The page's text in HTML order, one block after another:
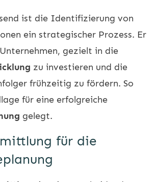
ist die Identifizierung von
ein strategischer Prozess. Er
gezielt in die
zu investieren und die
frühzeitig zu fördern. So
für eine erfolgreiche
gelegt.
für die